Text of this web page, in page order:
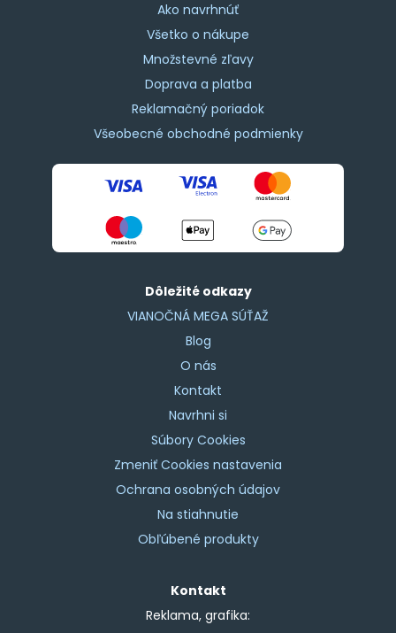
Ako navrhnúť
Všetko o nákupe
Množstevné zľavy
Doprava a platba
Reklamačný poriadok
Všeobecné obchodné podmienky
Dôležité odkazy
VIANOČNÁ MEGA SÚŤAŽ
Blog
O nás
Kontakt
Navrhni si
Súbory Cookies
Zmeniť Cookies nastavenia
Ochrana osobných údajov
Na stiahnutie
Obľúbené produkty
Kontakt
Reklama, grafika: